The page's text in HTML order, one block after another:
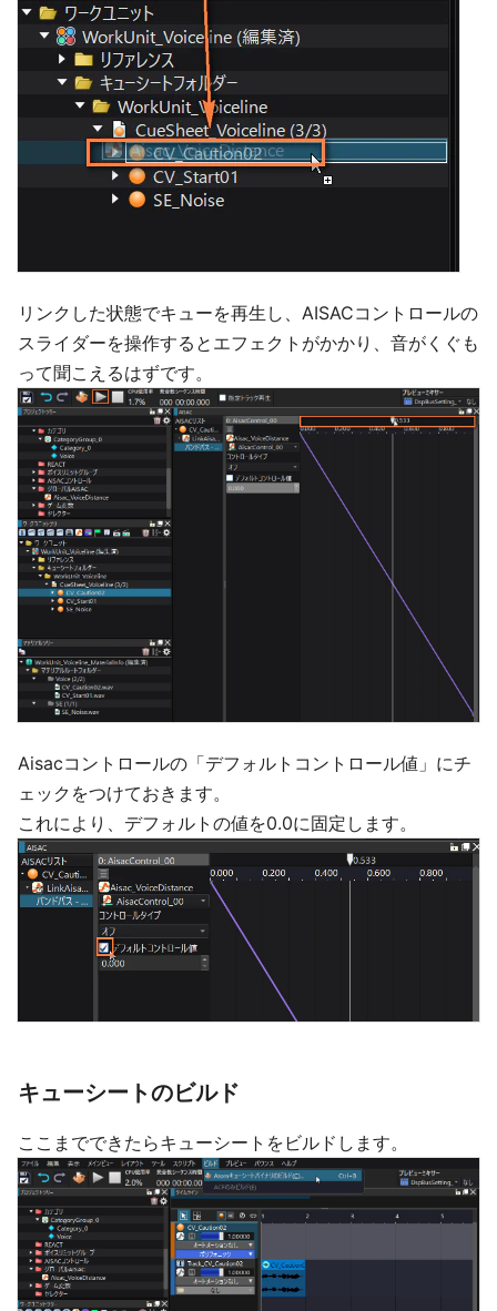
リンクした状態でキューを再生し、AISACコントロールの
スライダーを操作するとエフェクトがかかり、音がくぐも
って聞こえるはずです。
Aisacコントロールの「デフォルトコントロール値」にチ
ェックをつけておきます。
これにより、デフォルトの値を0.0に固定します。
キューシートのビルド
ここまでできたらキューシートをビルドします。